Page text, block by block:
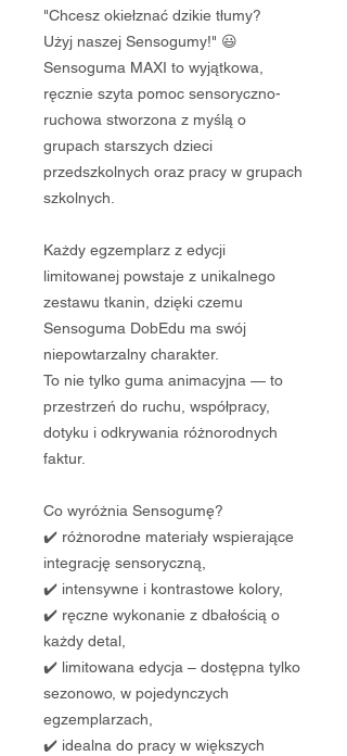
"Chcesz okiełznać dzikie tłumy?
Użyj naszej Sensogumy!" 😃
Sensoguma MAXI to wyjątkowa,
ręcznie szyta pomoc sensoryczno-
ruchowa stworzona z myślą o
grupach starszych dzieci
przedszkolnych oraz pracy w grupach
szkolnych.
Każdy egzemplarz z edycji
limitowanej powstaje z unikalnego
zestawu tkanin, dzięki czemu
Sensoguma DobEdu ma swój
niepowtarzalny charakter.
To nie tylko guma animacyjna — to
przestrzeń do ruchu, współpracy,
dotyku i odkrywania różnorodnych
faktur.
Co wyróżnia Sensogumę?
✔️ różnorodne materiały wspierające
integrację sensoryczną,
✔️ intensywne i kontrastowe kolory,
✔️ ręczne wykonanie z dbałością o
każdy detal,
✔️ limitowana edycja – dostępna tylko
sezonowo, w pojedynczych
egzemplarzach,
✔️ idealna do pracy w większych